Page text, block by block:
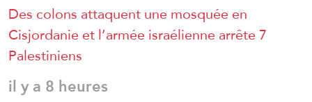
Des colons attaquent une mosquée en
Cisjordanie et l’armée israélienne arrête 7
Palestiniens
il y a 8 heures